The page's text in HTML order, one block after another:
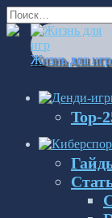
Перейти
к
содержанию
Search
for:
Жизнь для игр
Top-